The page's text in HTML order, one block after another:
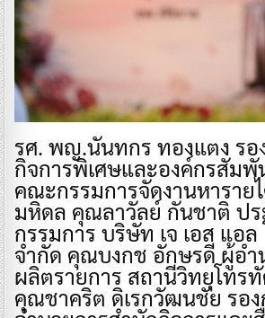
รศ. พญ.นันทกร ทองแตง ร
กิจการพิเศษและองค์กรสัมพั
คณะกรรมการจัดงานหาราย
มหิดล คุณลาวัลย์ กันชาติ ป
กรรมการ บริษัท เจ เอส แอล
จำกัด คุณบงกช อักษรดี ผู้อำ
ผลิตรายการ สถานีวิทยุโทร
คุณชาคริต ดิเรกวัฒนชัย รอ